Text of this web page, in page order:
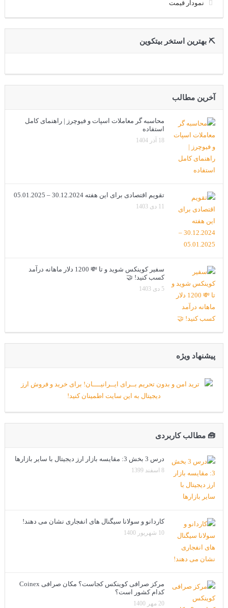
نمودار قیمت
⛏ بهترین استخر بیتکوین
آخرین مطالب
محاسبه گر معاملات اسپات و فیوچرز | راهنمای کامل
استفاده
18 آذر 1404
تقویم اقتصادی برای این هفته 30.12.2024 – 05.01.2025
11 دی 1403
سفیر کوینکس شوید و تا 💸 1200 دلار ماهانه درآمد
کسب کنید! 🤝
5 دی 1403
پیشنهاد ویژه
🧰 مطالب کاربردی
درس 3 بخش 3: مقایسه بازار ارز دیجیتال با سایر بازارها
8 اسفند 1399
کاردانو و سولانا سیگنال های انفجاری نشان می دهند!
10 شهریور 1400
مرکز صرافی کوینکس کجاست؟ مکان صرافی Coinex
کدام کشور است؟
20 مهر 1400